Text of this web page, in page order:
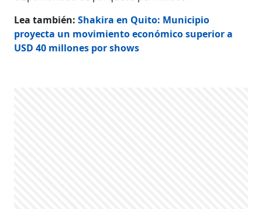
Lea también:Shakira en Quito: Municipio
proyecta un movimiento económico superior a
USD 40 millones por shows